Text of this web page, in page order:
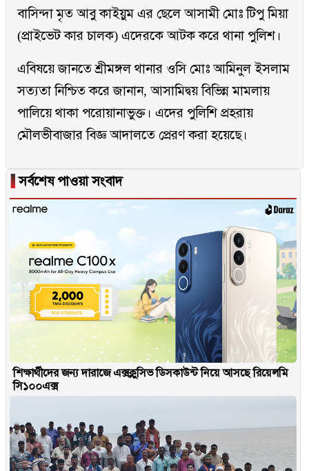
বাসিন্দা মৃত আবু কাইয়ুম এর ছেলে আসামী মোঃ টিপু মিয়া
(প্রাইভেট কার চালক) এদেরকে আটক করে থানা পুলিশ।
এবিষয়ে জানতে শ্রীমঙ্গল থানার ওসি মোঃ আমিনুল ইসলাম
সত্যতা নিশ্চিত করে জানান, আসামিদ্বয় বিভিন্ন মামলায়
পালিয়ে থাকা পরোয়ানাভুক্ত। এদের পুলিশি প্রহরায়
মৌলভীবাজার বিজ্ঞ আদালতে প্রেরণ করা হয়েছে।
▐সর্বশেষ পাওয়া সংবাদ
শিক্ষার্থীদের জন্য দারাজে এক্সক্লুসিভ ডিসকাউন্ট নিয়ে আসছে রিয়েলমি
সি১০০এক্স